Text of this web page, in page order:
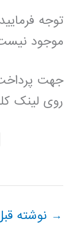
توجه
موجود
جهت
روی لینک
→ نوشته